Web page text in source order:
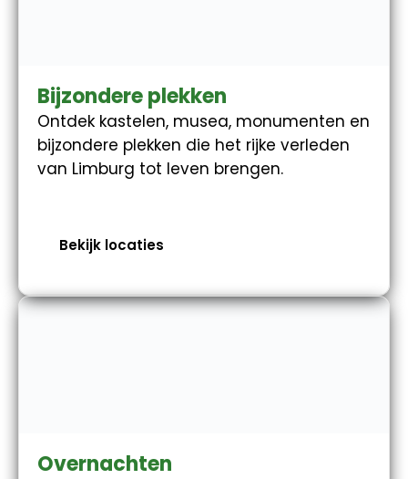
Bijzondere plekken
Ontdek kastelen, musea, monumenten en
bijzondere plekken die het rijke verleden
van Limburg tot leven brengen.
Bekijk locaties
Overnachten